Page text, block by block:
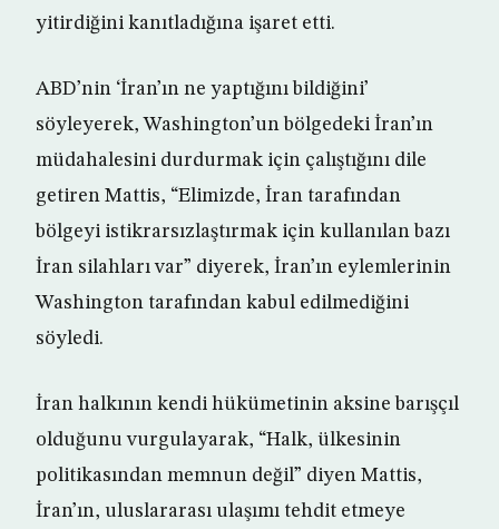
yitirdiğini kanıtladığına işaret etti.
ABD’nin ‘İran’ın ne yaptığını bildiğini’
söyleyerek, Washington’un bölgedeki İran’ın
müdahalesini durdurmak için çalıştığını dile
getiren Mattis, “Elimizde, İran tarafından
bölgeyi istikrarsızlaştırmak için kullanılan bazı
İran silahları var” diyerek, İran’ın eylemlerinin
Washington tarafından kabul edilmediğini
söyledi.
İran halkının kendi hükümetinin aksine barışçıl
olduğunu vurgulayarak, “Halk, ülkesinin
politikasından memnun değil” diyen Mattis,
İran’ın, uluslararası ulaşımı tehdit etmeye